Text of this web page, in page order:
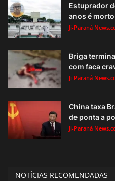
Estuprador
anos é morto
Ji-Paraná
Briga
com faca
Ji-Paraná
China taxa
de ponta a
Ji-Paraná
NOTÍCIAS RECOMENDADAS